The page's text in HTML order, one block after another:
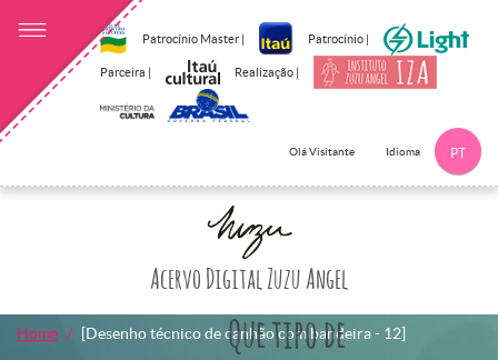
Patrocínio Master | Patrocínio |
Parceira | Realização |
Olá Visitante Idioma PT
Acervo Digital Zuzu Angel
Que tipo de
Home [Desenho técnico de canhão com bandeira - 12]